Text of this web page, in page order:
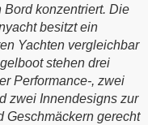
Bord konzentriert. Die
besitzt ein
Yachten vergleichbar
stehen drei
Performance-, zwei
zwei Innendesigns zur
Geschmäckern gerecht